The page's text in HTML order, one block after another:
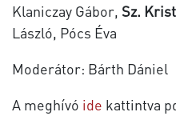
Klaniczay Gábor, Sz.
László, Pócs Éva
Moderátor: Bárth Dániel
A meghívó ide kattintva